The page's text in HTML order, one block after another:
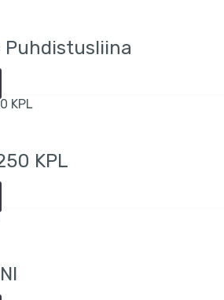
Puhdistusliina
KPL